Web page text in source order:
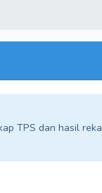
TPS dan hasil